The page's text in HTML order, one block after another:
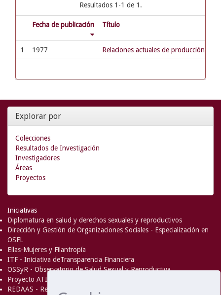
Resultados 1-1 de 1.
Fecha de publicación Título
1 1977 Relaciones actuales de producción en
Explorar por
Colecciones
Resultados de Investigación
Investigadores
Áreas
Proyectos
Iniciativas
Diplomatura en salud y derechos sexuales y reproductivos
Dirección y Gestión de Organizaciones Sociales - Especialización en
OSFL
Ellas-Mujeres y Filantropía
ITF - Iniciativa deTransparencia Financiera
OSSyR - Observatorio de Salud Sexual y Reproductiva
Proyecto ATICA
REDAAS - Red de Acceso al Aborto Seguro